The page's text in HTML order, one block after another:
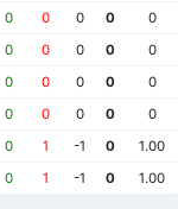
0 0 0 0
0
0 0 0 0
0
0 0 0 0
0
0 0 0 0
0
0 1 -1 0
1.00
0 1 -1 0 1.00